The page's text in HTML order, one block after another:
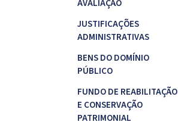
AVALIAÇÃO
JUSTIFICAÇÕES
ADMINISTRATIVAS
BENS DO DOMÍNIO
PÚBLICO
FUNDO DE REABILITAÇÃO
E CONSERVAÇÃO
PATRIMONIAL